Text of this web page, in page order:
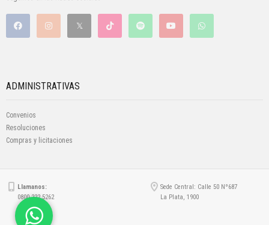
ADMINISTRATIVAS
Convenios
Resoluciones
Compras y licitaciones
Llamanos:
0800 222 5262
Sede Central: Calle 50 Nº687
La Plata, 1900